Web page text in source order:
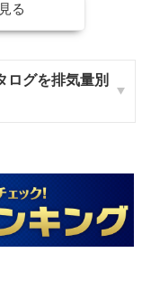
る
ログを排気量別